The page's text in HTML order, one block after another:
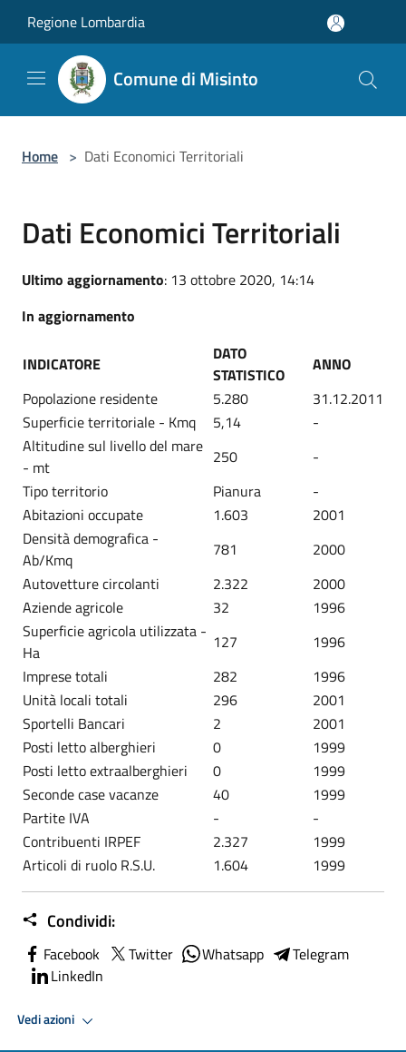
Regione Lombardia
Comune di Misinto
Home > Dati Economici Territoriali
Dati Economici Territoriali
Ultimo aggiornamento: 13 ottobre 2020, 14:14
In aggiornamento
INDICATORE
DATO
STATISTICO
ANNO
Popolazione residente
5.280
31.12.2011
Superficie territoriale - Kmq
5,14
-
Altitudine sul livello del mare
- mt
250
-
Tipo territorio
Pianura
-
Abitazioni occupate
1.603
2001
Densità demografica -
Ab/Kmq
781
2000
Autovetture circolanti
2.322
2000
Aziende agricole
32
1996
Superficie agricola utilizzata -
Ha
127
1996
Imprese totali
282
1996
Unità locali totali
296
2001
Sportelli Bancari
2
2001
Posti letto alberghieri
0
1999
Posti letto extraalberghieri
0
1999
Seconde case vacanze
40
1999
Partite IVA
-
-
Contribuenti IRPEF
2.327
1999
Articoli di ruolo R.S.U.
1.604 1999
Condividi:
Facebook Twitter Whatsapp
Telegram
LinkedIn
Vedi azioni